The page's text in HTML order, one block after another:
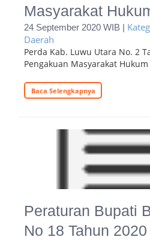
Masyarakat
24 September 2020 WIB |
Daerah
Perda Kab. Luwu Utara No. 2
Pengakuan Masyarakat
Baca Selengkapnya
Peraturan Bupati
No 18 Tahun